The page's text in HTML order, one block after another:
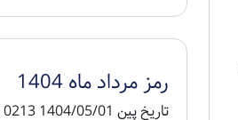
رمز مرداد ماه 1404